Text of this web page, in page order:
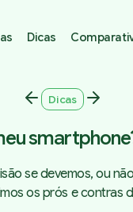
Dicas
Dicas
se devemos, ou
os prós e contras